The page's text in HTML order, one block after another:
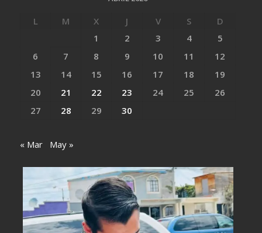
L M X J V S
D
1
2 3 4
5
6
7 8 9 10 11
12
13
14 15 16 17 18
19
20
21 22 23 24 25
26
27
28 29 30
« Mar May »